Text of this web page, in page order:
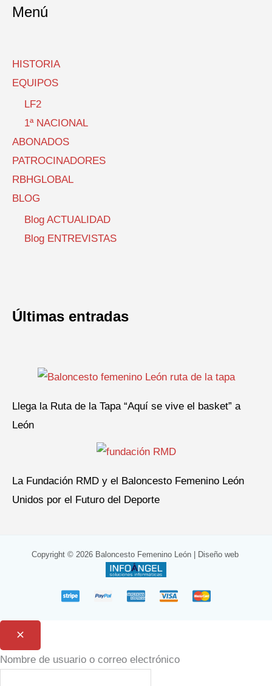
Menú
HISTORIA
EQUIPOS
LF2
1ª NACIONAL
ABONADOS
PATROCINADORES
RBHGLOBAL
BLOG
Blog ACTUALIDAD
Blog ENTREVISTAS
Últimas entradas
Llega la Ruta de la Tapa “Aquí se vive el basket” a
León
La Fundación RMD y el Baloncesto Femenino León
Unidos por el Futuro del Deporte
Copyright © 2026 Baloncesto Femenino León | Diseño web:
Nombre de usuario o correo electrónico